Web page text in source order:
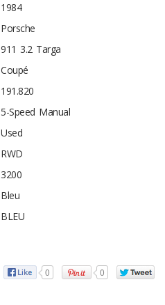
1984
Porsche
911 3.2 Targa
Coupé
191.820
5-Speed Manual
Used
RWD
3200
Bleu
BLEU
0 0